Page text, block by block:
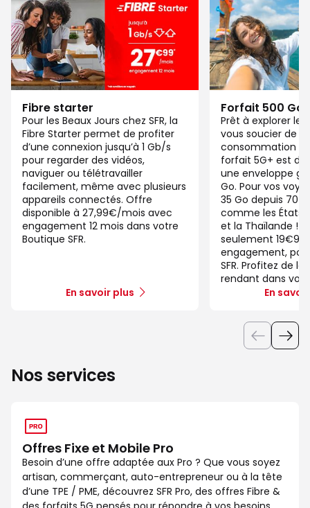
Fibre starter
Pour les Beaux Jours chez SFR, la
Fibre Starter permet de profiter
d’une connexion jusqu’à 1 Gb/s
pour regarder des vidéos,
naviguer ou télétravailler
facilement, même avec plusieurs
appareils connectés. Offre
disponible à 27,99€/mois avec
engagement 12 mois dans votre
Boutique SFR.
En savoir plus
Forfait 500 Go
Prêt à explorer le
vous soucier de
consommation
forfait 5G+ est
une enveloppe
Go. Pour vos
35 Go depuis 70
comme les États-
et la Thaïlande !
seulement
engagement,
SFR. Profitez de
rendant dans
En
Nos services
Offres Fixe et Mobile Pro
Besoin d’une offre adaptée aux Pro ? Que vous soyez
artisan, commerçant, auto-entrepreneur ou à la tête
d’une TPE / PME, découvrez SFR Pro, des offres Fibre &